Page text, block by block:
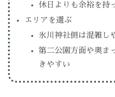
休日よりも余裕を持
エリアを選ぶ
氷川神社側は混雑し
第二公園方面や奥ま
きやすい